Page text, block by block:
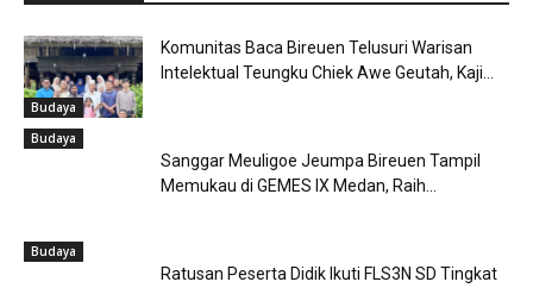
Budaya
Komunitas Baca Bireuen Telusuri Warisan
Intelektual Teungku Chiek Awe Geutah, Kaji...
Budaya
Sanggar Meuligoe Jeumpa Bireuen Tampil
Memukau di GEMES IX Medan, Raih...
Budaya
Ratusan Peserta Didik Ikuti FLS3N SD Tingkat